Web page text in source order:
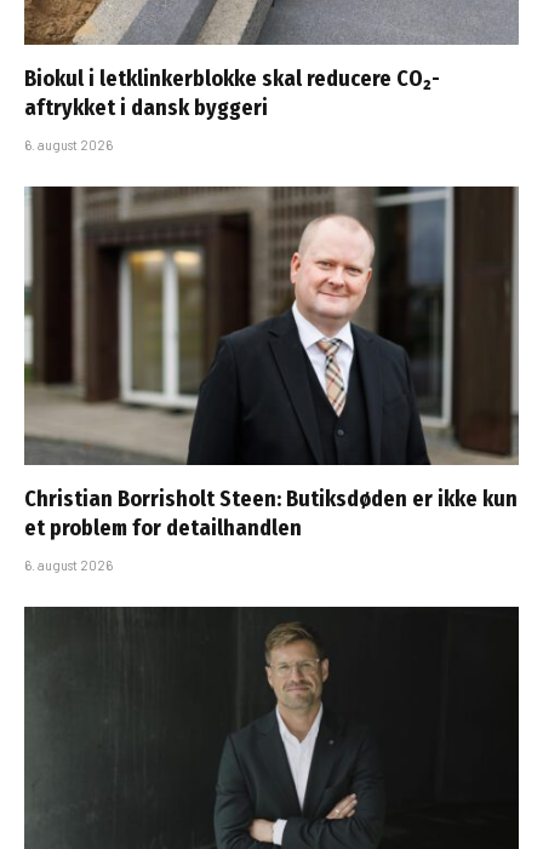
Biokul i letklinkerblokke skal reducere CO₂-
aftrykket i dansk byggeri
6. august 2026
Christian Borrisholt Steen: Butiksdøden er ikke kun
et problem for detailhandlen
6. august 2026